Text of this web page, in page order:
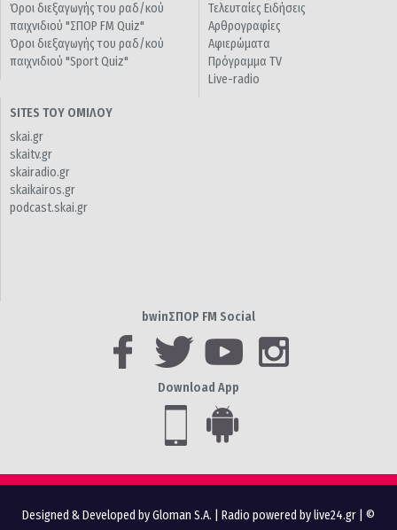
Όροι διεξαγωγής του ραδ/κού
παιχνιδιού "ΣΠΟΡ FM Quiz"
Όροι διεξαγωγής του ραδ/κού
παιχνιδιού "Sport Quiz"
Τελευταίες Ειδήσεις
Αρθρογραφίες
Αφιερώματα
Πρόγραμμα TV
Live-radio
SITES ΤΟΥ ΟΜΙΛΟΥ
skai.gr
skaitv.gr
skairadio.gr
skaikairos.gr
podcast.skai.gr
bwinΣΠΟΡ FM Social
Download App
Designed & Developed by Gloman S.A. Radio powered by live24.gr | ©